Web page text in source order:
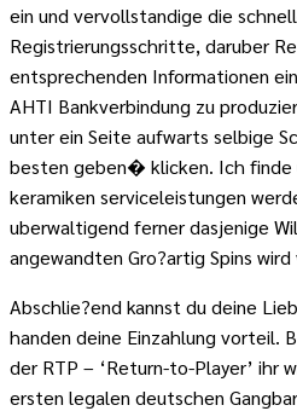
ein und vervollstandige die
Registrierungsschritte, daruber
entsprechenden Informationen
AHTI Bankverbindung zu
unter ein Seite aufwarts selbige
besten geben� klicken. Ich finde
keramiken serviceleistungen
uberwaltigend ferner dasjenige
angewandten Gro?artig Spins wird
Abschlie?end kannst du deine
handen deine Einzahlung vorteil.
der RTP – ‘Return-to-Player’ ihr
ersten legalen deutschen